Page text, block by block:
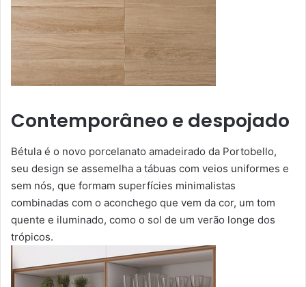
Contemporâneo e despojado
Bétula é o novo porcelanato amadeirado da Portobello,
seu design se assemelha a tábuas com veios uniformes e
sem nós, que formam superfícies minimalistas
combinadas com o aconchego que vem da cor, um tom
quente e iluminado, como o sol de um verão longe dos
trópicos.